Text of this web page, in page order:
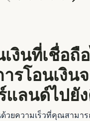
งินที่เชื่อถื
รโอนเงิน
แลนด์ไปยั
วยความเร็วที่คุณสามาร